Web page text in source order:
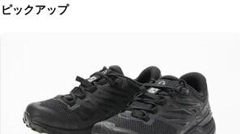
ピックアップ